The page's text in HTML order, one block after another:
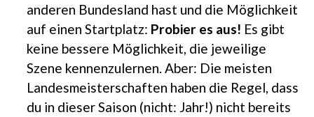
anderen Bundesland hast und die Möglichkeit
auf einen Startplatz: Probier es aus! Es gibt
keine bessere Möglichkeit, die jeweilige
Szene kennenzulernen. Aber: Die meisten
Landesmeisterschaften haben die Regel, dass
du in dieser Saison (nicht: Jahr!) nicht bereits